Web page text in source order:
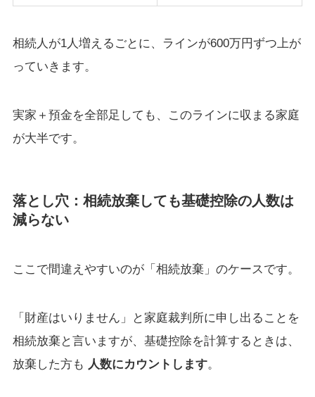
相続人が1人増えるごとに、ラインが600万円ずつ上が
っていきます。
実家＋預金を全部足しても、このラインに収まる家庭
が大半です。
落とし穴：相続放棄しても基礎控除の人数は
減らない
ここで間違えやすいのが「相続放棄」のケースです。
「財産はいりません」と家庭裁判所に申し出ることを
相続放棄と言いますが、基礎控除を計算するときは、
放棄した方も 人数にカウントします。